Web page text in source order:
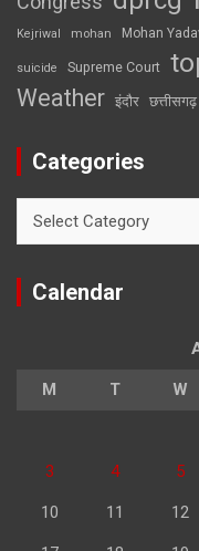
Kejriwal mohan Mohan
suicide Supreme Court
Weather इंदौर छत्तीसगढ़
Categories
Calendar
M T W
3 4 5
10 11 12